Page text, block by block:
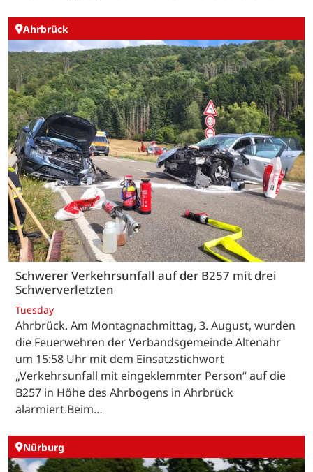
Ahrbrück
Schwerer Verkehrsunfall auf der B257 mit drei
Schwerverletzten
Tuesday
Ahrbrück. Am Montagnachmittag, 3. August, wurden
die Feuerwehren der Verbandsgemeinde Altenahr
um 15:58 Uhr mit dem Einsatzstichwort
„Verkehrsunfall mit eingeklemmter Person“ auf die
B257 in Höhe des Ahrbogens in Ahrbrück
alarmiert.Beim…
Nürburg